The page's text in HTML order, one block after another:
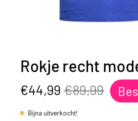
Rokje recht
€44,99 €89,99
Bijna uitverkocht!